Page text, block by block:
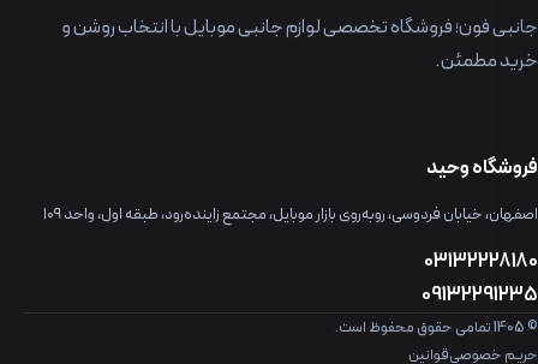
جانبی فون؛ فروشگاه تخصصی لوازم جانبی موبایل با انتخاب روشن و
خرید مطمئن.
فروشگاه وحید
اصفهان، خیابان فردوسی، روبه‌روی بازار موبایل، مجتمع زاینده‌رود، طبقه اول، واحد ۱۰۹
03132228180
09132291235
© 1405 تمامی حقوق محفوظ است.
حریم خصوصیقوانین